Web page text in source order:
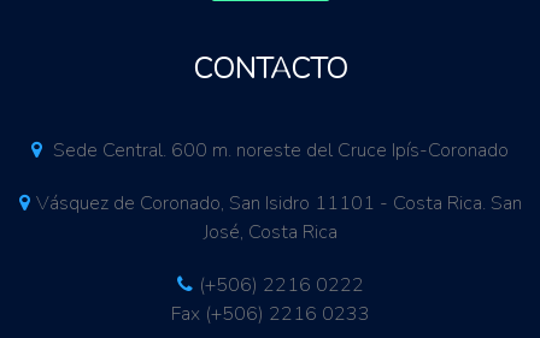
CONTACTO
Sede Central. 600 m. noreste del Cruce Ipís-Coronado
Vásquez de Coronado, San Isidro 11101 - Costa Rica. San
José, Costa Rica
(+506) 2216 0222
Fax (+506) 2216 0233